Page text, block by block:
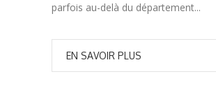
parfois au-delà du département...
EN SAVOIR PLUS